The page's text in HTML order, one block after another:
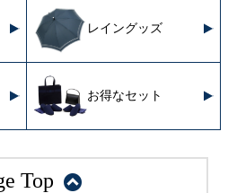
レイングッズ
お得なセット
Top